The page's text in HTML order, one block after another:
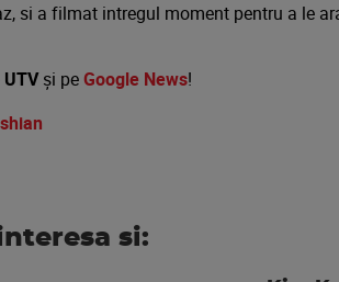
si a filmat intregul moment pentru a le
şi peGoogle News!
si: